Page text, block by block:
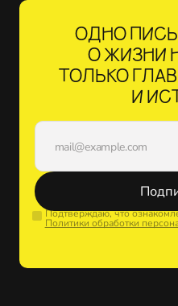
ОДНО
О ЖИЗНИ
ТОЛЬКО
И
Подтверждаю, что
Политики обработки